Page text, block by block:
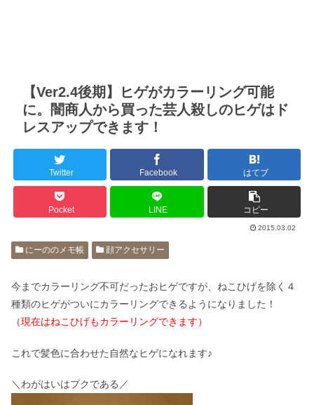
【Ver2.4後期】ヒゲがカラーリング可能
に。闇商人から買った芸人殺しのヒゲはド
レスアップできます！
Twitter Facebook はてブ
Pocket LINE コピー
2015.03.02
にーののメモ帳 顔アクセサリー
今までカラーリング不可だったおヒゲですが、ねこひげを除く４
種類のヒゲがついにカラーリングできるようになりました！
（現在はねこひげもカラーリングできます）
これで髪色に合わせた自然なヒゲになれます♪
＼わがはいはプクである／